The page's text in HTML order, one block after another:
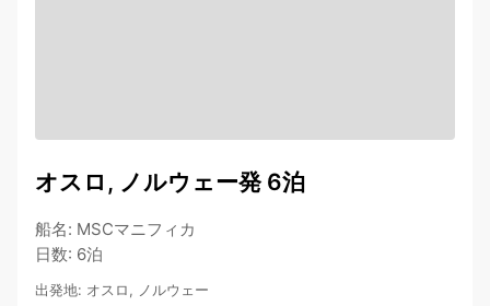
オスロ, ノルウェー発 6泊
船名: MSCマニフィカ
日数: 6泊
出発地: オスロ, ノルウェー